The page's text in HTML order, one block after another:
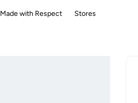
Made with Respect Stores